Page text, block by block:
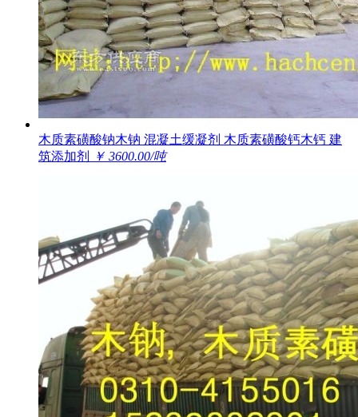
木质素磺酸钠木钠 混凝土缓凝剂 木质素磺酸钙木钙 建
筑添加剂
￥ 3600.00/吨